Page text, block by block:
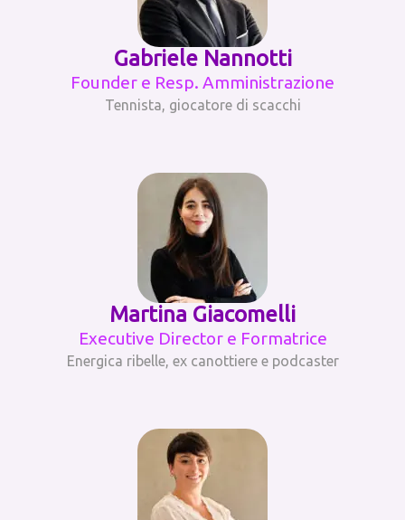
Gabriele Nannotti
Founder e Resp. Amministrazione
Tennista, giocatore di scacchi
Martina Giacomelli
Executive Director e Formatrice
Energica ribelle, ex canottiere e podcaster